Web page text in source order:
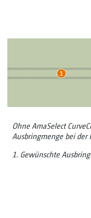
Ohne AmaSelect
Ausbringmenge bei der
1. Gewünschte